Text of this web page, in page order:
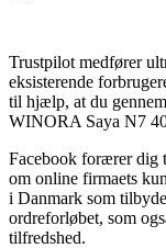
Trustpilot medfører
eksisterende
til hjælp, at du
WINORA Saya N7
Facebook forærer dig
om online firmaets
i Danmark som
ordreforløbet, som
tilfredshed.